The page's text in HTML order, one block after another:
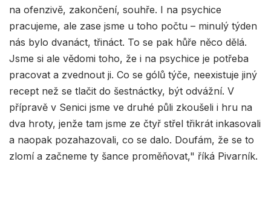
na ofenzivě, zakončení, souhře. I na psychice
pracujeme, ale zase jsme u toho počtu – minulý týden
nás bylo dvanáct, třináct. To se pak hůře něco dělá.
Jsme si ale vědomi toho, že i na psychice je potřeba
pracovat a zvednout ji. Co se gólů týče, neexistuje jiný
recept než se tlačit do šestnáctky, být odvážní. V
přípravě v Senici jsme ve druhé půli zkoušeli i hru na
dva hroty, jenže tam jsme ze čtyř střel třikrát inkasovali
a naopak pozahazovali, co se dalo. Doufám, že se to
zlomí a začneme ty šance proměňovat," říká Pivarník.